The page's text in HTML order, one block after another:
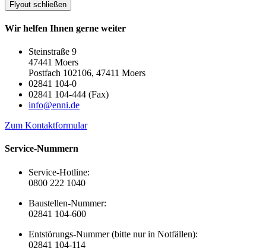
Flyout schließen
Wir helfen Ihnen gerne weiter
Steinstraße 9
47441 Moers
Postfach 102106, 47411 Moers
02841 104-0
02841 104-444 (Fax)
info@enni.de
Zum Kontaktformular
Service-Nummern
Service-Hotline:
0800 222 1040
Baustellen-Nummer:
02841 104-600
Entstörungs-Nummer (bitte nur in Notfällen):
02841 104-114